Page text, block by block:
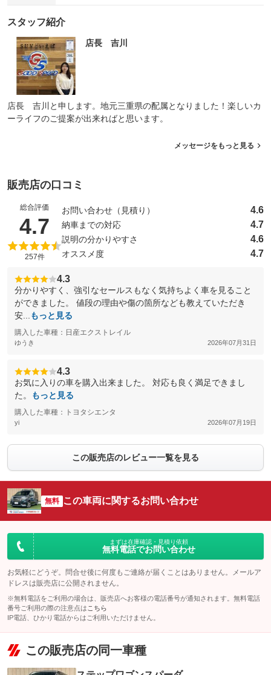
スタッフ紹介
店長 吉川
店長 吉川と申します。地元三重県の配属となりました！楽しいカ
ーライフのご提案が出来ればと思います。
メッセージをもっと見る
販売店の口コミ
総合評価
4.7 （5点満点中）
257件
お問い合わせ（見積り） 4.6
納車までの対応 4.7
説明の分かりやすさ 4.6
オススメ度 4.7
4.3
分かりやすく、強引なセールスもなく気持ちよく車を見ること
ができました。 値段の理由や傷の箇所なども教えていただき
安...
もっと見る
購入した車種：日産エクストレイル
ゆうき 2026年07月31日
4.3
お気に入りの車を購入出来ました。 対応も良く満足できまし
た。
もっと見る
購入した車種：トヨタシエンタ
yi 2026年07月19日
この販売店のレビュー一覧を見る
無料 この車両に関するお問い合わせ
まずは在庫確認・見積り依頼
無料電話でお問い合わせ
お気軽にどうぞ。問合せ後に何度もご連絡が届くことはありません。メールア
ドレスは販売店に公開されません。
※無料電話をご利用の場合は、販売店へお客様の電話番号が通知されます。無料電話
番号ご利用の際の注意点は こちら
IP電話、ひかり電話からはご利用いただけません。
この販売店の同一車種